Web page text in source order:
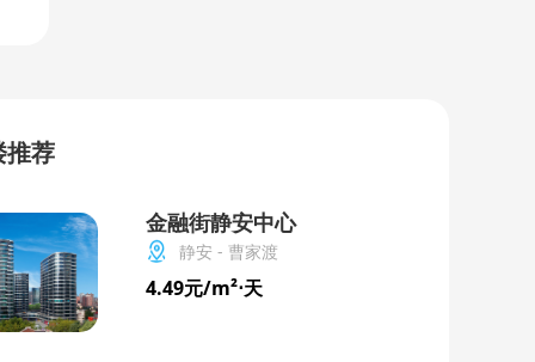
推荐
金融街静安中心
静安 - 曹家渡
4.49元/m²⋅天